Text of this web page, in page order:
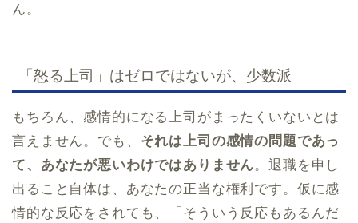
ん。
「怒る上司」はゼロではないが、少数派
もちろん、感情的になる上司がまったくいないとは
言えません。でも、 それは上司の感情の問題であっ
て、あなたが悪いわけではありません。退職を申し
出ること自体は、あなたの正当な権利です。仮に感
情的な反応をされても、「そういう反応もあるんだ